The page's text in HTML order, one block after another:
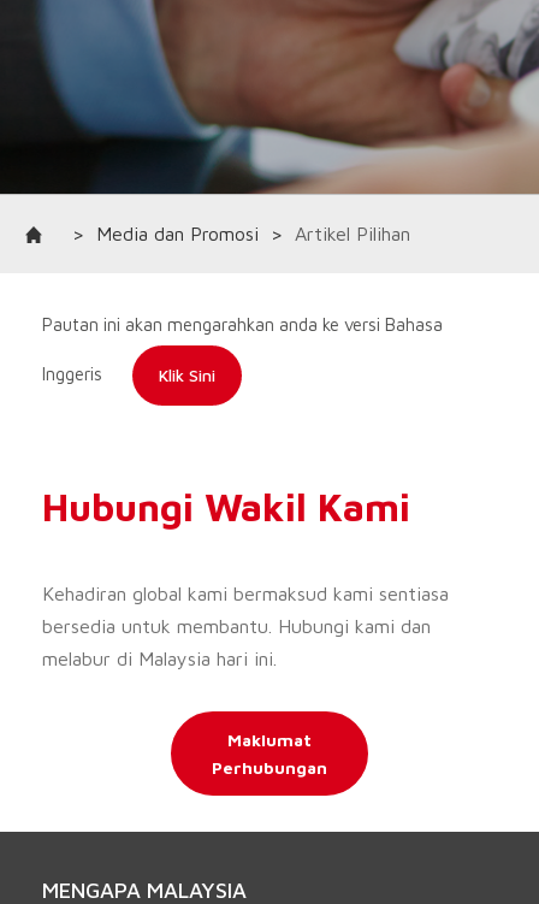
> Media dan Promosi > Artikel Pilihan
Pautan ini akan mengarahkan anda ke versi Bahasa
Inggeris Klik Sini
Hubungi Wakil Kami
Kehadiran global kami bermaksud kami sentiasa
bersedia untuk membantu. Hubungi kami dan
melabur di Malaysia hari ini.
Maklumat
Perhubungan
MENGAPA MALAYSIA